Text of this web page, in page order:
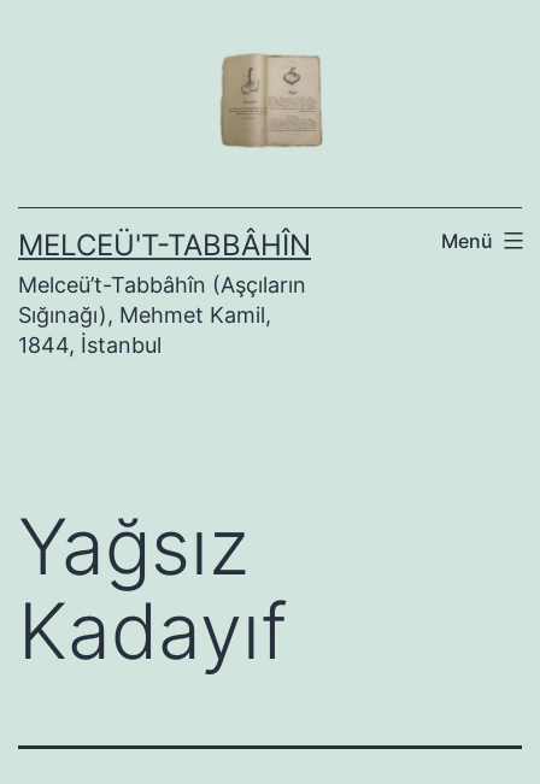
MELCEÜ'T-TABBÂHÎN
Melceü’t-Tabbâhîn (Aşçıların
Sığınağı), Mehmet Kamil,
1844, İstanbul
Menü
Yağsız
Kadayıf